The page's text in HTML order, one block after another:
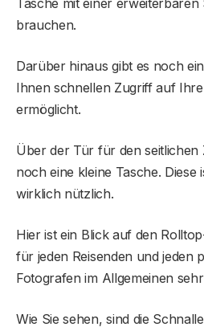
Tasche mit einer erweiterbaren
brauchen.
Darüber hinaus gibt es noch
Ihnen schnellen Zugriff auf
ermöglicht.
Über der Tür für den seitlichen
noch eine kleine Tasche. Diese
wirklich nützlich.
Hier ist ein Blick auf den
für jeden Reisenden und jeden
Fotografen im Allgemeinen
Wie Sie sehen, sind die